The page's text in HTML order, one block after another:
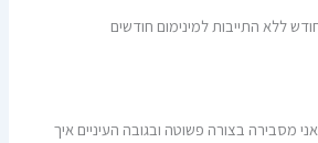
אני מסבירה בצורה פשוטה ובגובה העיניים איך